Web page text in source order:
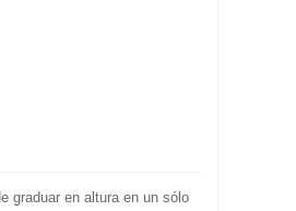
graduar en altura en un sólo